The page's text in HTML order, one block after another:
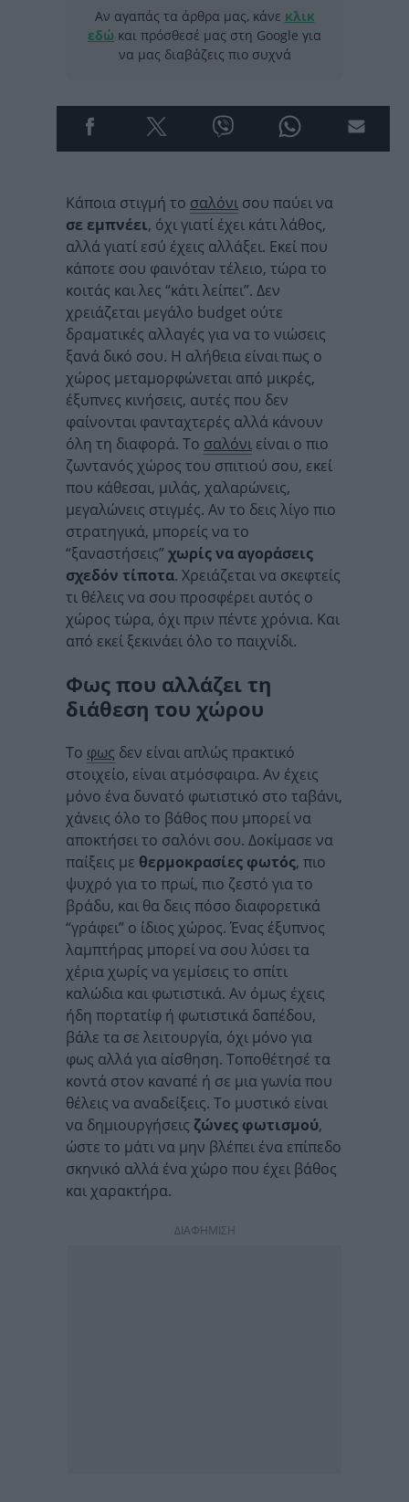
Αν αγαπάς τα άρθρα μας, κάνε κλικ
εδώ και πρόσθεσέ μας στη Google για
να μας διαβάζεις πιο συχνά
Κάποια στιγμή το σαλόνι σου παύει να
σε εμπνέει, όχι γιατί έχει κάτι λάθος,
αλλά γιατί εσύ έχεις αλλάξει. Εκεί που
κάποτε σου φαινόταν τέλειο, τώρα το
κοιτάς και λες “κάτι λείπει”. Δεν
χρειάζεται μεγάλο budget ούτε
δραματικές αλλαγές για να το νιώσεις
ξανά δικό σου. Η αλήθεια είναι πως ο
χώρος μεταμορφώνεται από μικρές,
έξυπνες κινήσεις, αυτές που δεν
φαίνονται φανταχτερές αλλά κάνουν
όλη τη διαφορά. Το σαλόνι είναι ο πιο
ζωντανός χώρος του σπιτιού σου, εκεί
που κάθεσαι, μιλάς, χαλαρώνεις,
μεγαλώνεις στιγμές. Αν το δεις λίγο πιο
στρατηγικά, μπορείς να το
“ξαναστήσεις” χωρίς να αγοράσεις
σχεδόν τίποτα. Χρειάζεται να σκεφτείς
τι θέλεις να σου προσφέρει αυτός ο
χώρος τώρα, όχι πριν πέντε χρόνια. Και
από εκεί ξεκινάει όλο το παιχνίδι.
Φως που αλλάζει τη
διάθεση του χώρου
Το φως δεν είναι απλώς πρακτικό
στοιχείο, είναι ατμόσφαιρα. Αν έχεις
μόνο ένα δυνατό φωτιστικό στο ταβάνι,
χάνεις όλο το βάθος που μπορεί να
αποκτήσει το σαλόνι σου. Δοκίμασε να
παίξεις με θερμοκρασίες φωτός, πιο
ψυχρό για το πρωί, πιο ζεστό για το
βράδυ, και θα δεις πόσο διαφορετικά
“γράφει” ο ίδιος χώρος. Ένας έξυπνος
λαμπτήρας μπορεί να σου λύσει τα
χέρια χωρίς να γεμίσεις το σπίτι
καλώδια και φωτιστικά. Αν όμως έχεις
ήδη πορτατίφ ή φωτιστικά δαπέδου,
βάλε τα σε λειτουργία, όχι μόνο για
φως αλλά για αίσθηση. Τοποθέτησέ τα
κοντά στον καναπέ ή σε μια γωνία που
θέλεις να αναδείξεις. Το μυστικό είναι
να δημιουργήσεις ζώνες φωτισμού,
ώστε το μάτι να μην βλέπει ένα επίπεδο
σκηνικό αλλά ένα χώρο που έχει βάθος
και χαρακτήρα.
ΔΙΑΦΗΜΙΣΗ